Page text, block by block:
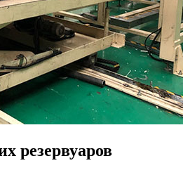
резервуаров